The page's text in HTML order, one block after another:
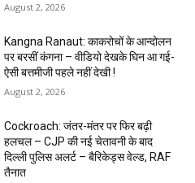
August 2, 2026
Kangna Ranaut: काकरोचों के आन्दोलन
पर बरसीं कंगना – वीडियो देखके घिन आ गई-
ऐसी बत्तमीजी पहले नहीं देखी !
August 2, 2026
Cockroach: जंतर-मंतर पर फिर बढ़ी
हलचल – CJP की नई चेतावनी के बाद
दिल्ली पुलिस अलर्ट – बैरिकेड्स वेल्ड, RAF
तैनात